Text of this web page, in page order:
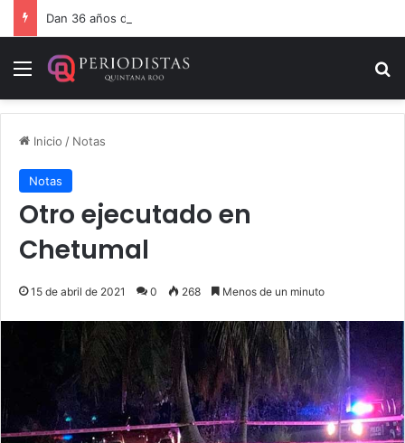
Menú
Inicio / Notas
Notas
Otro ejecutado en
Chetumal
15 de abril de 2021 0 268 Menos de un minuto